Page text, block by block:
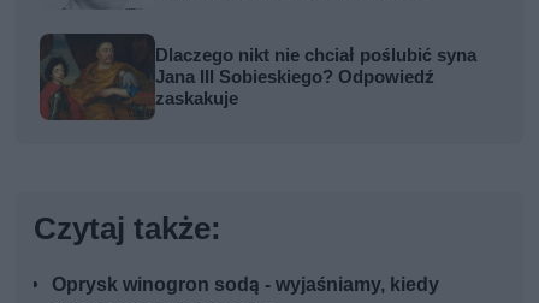
Dlaczego nikt nie chciał poślubić syna
Jana III Sobieskiego? Odpowiedź
zaskakuje
Czytaj także:
Oprysk winogron sodą - wyjaśniamy, kiedy